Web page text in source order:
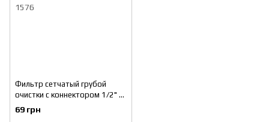
Фильтр сетчатый грубой
очистки с коннектором 1/2" к
мойкам высокого давления
INTERTOOL DT-1576
69 грн